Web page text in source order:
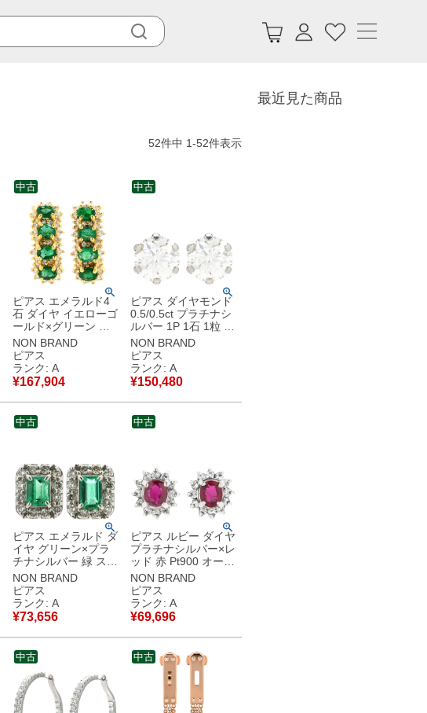
52件中 1-52件表示
ピアス エメラルド4
石 ダイヤ イエローゴ
ールド×グリーン 緑
Au750 K18 オーバル
縦並び アンティーク
調 【中古】中古美品
NON BRAND
ピアス
ランク: A
¥167,904
中古
ピアス ダイヤモンド
0.5/0.5ct プラチナシ
ルバー 1P 1石 1粒 ソ
リティア 6本爪
Pt900 プラチナ 両耳
用 スタッド 【中古】
中古美品
NON BRAND
ピアス
ランク: A
¥150,480
中古
ピアス エメラルド ダ
イヤ グリーン×プラ
チナシルバー 緑 スク
エア エメラルドカッ
ト プラチナ900 【中
古】中古美品
NON BRAND
ピアス
ランク: A
¥73,656
中古
ピアス ルビー ダイヤ
プラチナシルバー×レ
ッド 赤 Pt900 オーバ
ル フラワーモチーフ
花 0.30ct 両耳 【中
古】中古美品
NON BRAND
ピアス
ランク: A
¥69,696
中古
中古 中古
最近見た商品